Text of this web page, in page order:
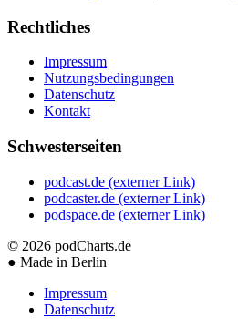
Rechtliches
Impressum
Nutzungsbedingungen
Datenschutz
Kontakt
Schwesterseiten
podcast.de (externer Link)
podcaster.de (externer Link)
podspace.de (externer Link)
© 2026 podCharts.de
● Made in Berlin
Impressum
Datenschutz